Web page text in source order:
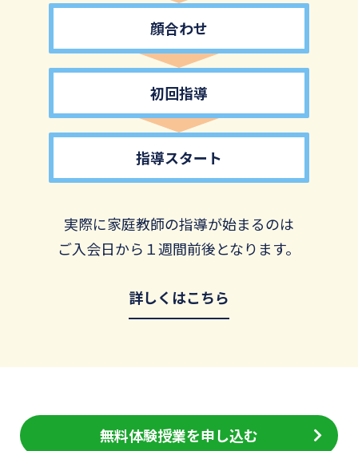
顔合わせ
初回指導
指導スタート
実際に家庭教師の指導が始まるのは
ご入会日から１週間前後となります。
詳しくはこちら
無料体験授業を申し込む